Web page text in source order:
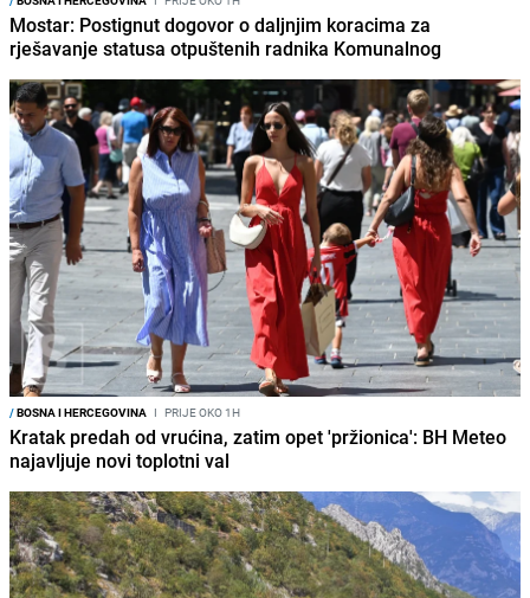
Mostar: Postignut dogovor o daljnjim koracima za
rješavanje statusa otpuštenih radnika Komunalnog
/BOSNA I HERCEGOVINA I PRIJE OKO 1H
Kratak predah od vrućina, zatim opet 'pržionica': BH Meteo
najavljuje novi toplotni val